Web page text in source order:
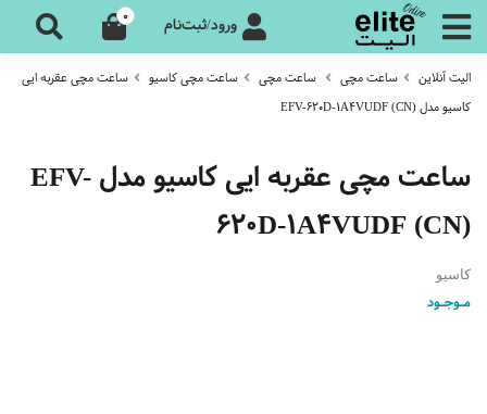
ورود/ثبت‌نام 0
الیت آنلاین ساعت مچی ساعت مچی ساعت مچی کاسیو
ساعت مچی عقربه ایی
کاسیو مدل EFV-620D-1A4VUDF (CN)
ساعت مچی عقربه ایی کاسیو مدل EFV-
620D-1A4VUDF (CN)
کاسیو
مـوجـود